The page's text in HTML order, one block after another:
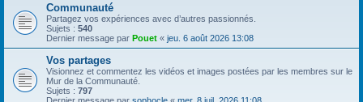
Communauté
Partagez vos expériences avec d’autres passionnés.
Sujets : 540
Dernier message par Pouet « jeu. 6 août 2026 13:08
Vos partages
Visionnez et commentez les vidéos et images postées par les membres sur le
Mur de la Communauté.
Sujets : 797